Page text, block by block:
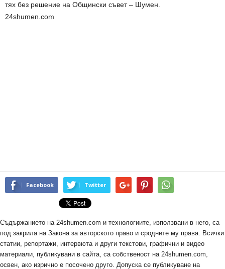
тях без решение на Общински съвет – Шумен.
24shumen.com
Facebook Twitter
Съдържанието на 24shumen.com и технологиите, използвани в него, са
под закрила на Закона за авторското право и сродните му права. Всички
статии, репортажи, интервюта и други текстови, графични и видео
материали, публикувани в сайта, са собственост на 24shumen.com,
освен, ако изрично е посочено друго. Допуска се публикуване на